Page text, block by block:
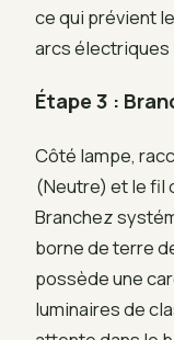
ce qui prévient
arcs électriques
Étape 3 :
Côté lampe,
(Neutre) et le fil
Branchez
borne de terre
possède une
luminaires de